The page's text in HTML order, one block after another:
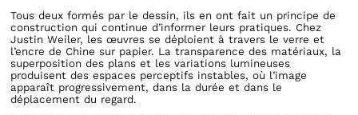
Tous deux formés par le dessin, ils en ont fait un principe de
construction qui continue d’informer leurs pratiques. Chez
Justin Weiler, les œuvres se déploient à travers le verre et
l’encre de Chine sur papier. La transparence des matériaux, la
superposition des plans et les variations lumineuses
produisent des espaces perceptifs instables, où l’image
apparaît progressivement, dans la durée et dans le
déplacement du regard.